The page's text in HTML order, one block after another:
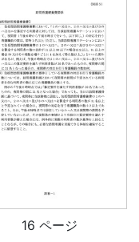
16 ページ